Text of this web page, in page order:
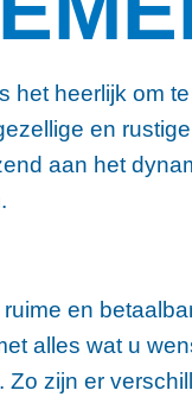
het heerlijk om
en
aan het
en
alles wat u
Zo zijn er